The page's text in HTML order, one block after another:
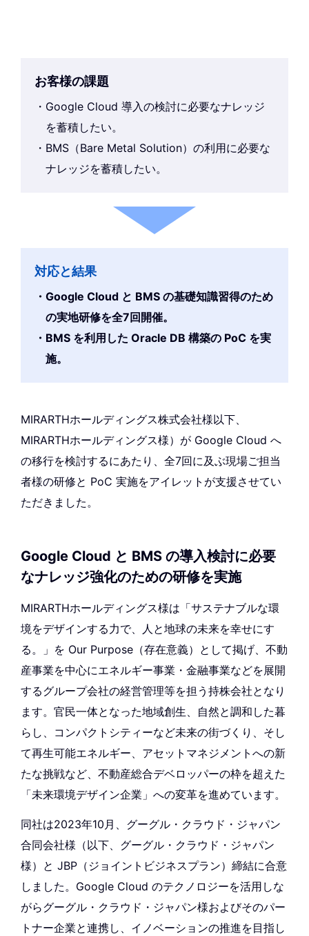
お客様の課題
Google Cloud 導入の検討に必要なナレッジ
を蓄積したい。
BMS（Bare Metal Solution）の利用に必要な
ナレッジを蓄積したい。
対応と結果
Google Cloud と BMS の基礎知識習得のため
の実地研修を全7回開催。
BMS を利用した Oracle DB 構築の PoC を実
施。
MIRARTHホールディングス株式会社様以下、
MIRARTHホールディングス様）が Google Cloud へ
の移行を検討するにあたり、全7回に及ぶ現場ご担当
者様の研修と PoC 実施をアイレットが支援させてい
ただきました。
Google Cloud と BMS の導入検討に必要
なナレッジ強化のための研修を実施
MIRARTHホールディングス様は「サステナブルな環
境をデザインする力で、人と地球の未来を幸せにす
る。」を Our Purpose（存在意義）として掲げ、不動
産事業を中心にエネルギー事業・金融事業などを展開
するグループ会社の経営管理等を担う持株会社となり
ます。官民一体となった地域創生、自然と調和した暮
らし、コンパクトシティーなど未来の街づくり、そし
て再生可能エネルギー、アセットマネジメントへの新
たな挑戦など、不動産総合デベロッパーの枠を超えた
「未来環境デザイン企業」への変革を進めています。
同社は2023年10月、グーグル・クラウド・ジャパン
合同会社様（以下、​​グーグル・クラウド・ジャパン
様）と JBP（ジョイントビジネスプラン）締結に合意
しました。Google Cloud のテクノロジーを活用しな
がらグーグル・クラウド・ジャパン様およびそのパー
トナー企業と連携し、イノベーションの推進を目指し